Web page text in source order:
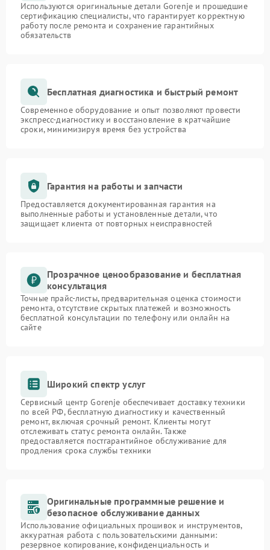
Используются оригинальные детали Gorenje и прошедшие
сертификацию специалисты, что гарантирует корректную
работу после ремонта и сохранение гарантийных
обязательств
Бесплатная диагностика и быстрый ремонт
Современное оборудование и опыт позволяют провести
экспресс-диагностику и восстановление в кратчайшие
сроки, минимизируя время без устройства
Гарантия на работы и запчасти
Предоставляется документированная гарантия на
выполненные работы и установленные детали, что
защищает клиента от повторных неисправностей
Прозрачное ценообразование и бесплатная
консультация
Точные прайс-листы, предварительная оценка стоимости
ремонта, отсутствие скрытых платежей и возможность
бесплатной консультации по телефону или онлайн на
сайте
Широкий спектр услуг
Сервисный центр Gorenje обеспечивает доставку техники
по всей РФ, бесплатную диагностику и качественный
ремонт, включая срочный ремонт. Клиенты могут
отслеживать статус ремонта онлайн. Также
предоставляется постгарантийное обслуживание для
продления срока службы техники
Оригинальные программные решение и
безопасное обслуживание данных
Использование официальных прошивок и инструментов,
аккуратная работа с пользовательскими данными:
резервное копирование, конфиденциальность и